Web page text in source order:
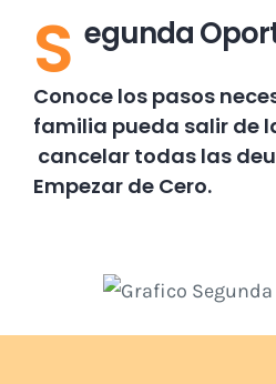
S egunda
Conoce los pasos
familia pueda salir de
cancelar todas las
Empezar de Cero.